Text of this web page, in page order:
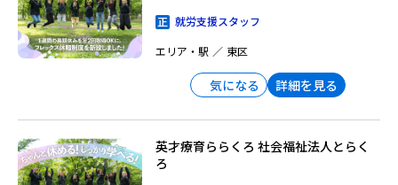
就労支援スタッフ
エリア・駅
東区
気になる 詳細を見る
英才療育ららくろ 社会福祉法人とらく
ろ